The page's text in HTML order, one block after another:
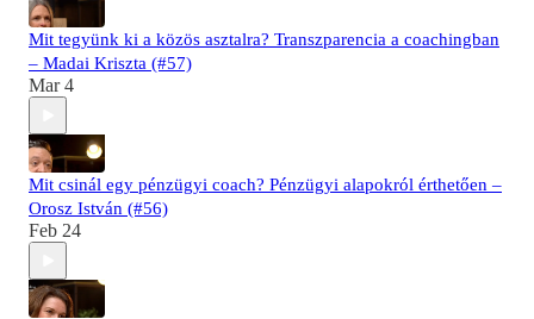
Mit tegyünk ki a közös asztalra? Transzparencia a coachingban
– Madai Kriszta (#57)
Mar 4
Mit csinál egy pénzügyi coach? Pénzügyi alapokról érthetően –
Orosz István (#56)
Feb 24